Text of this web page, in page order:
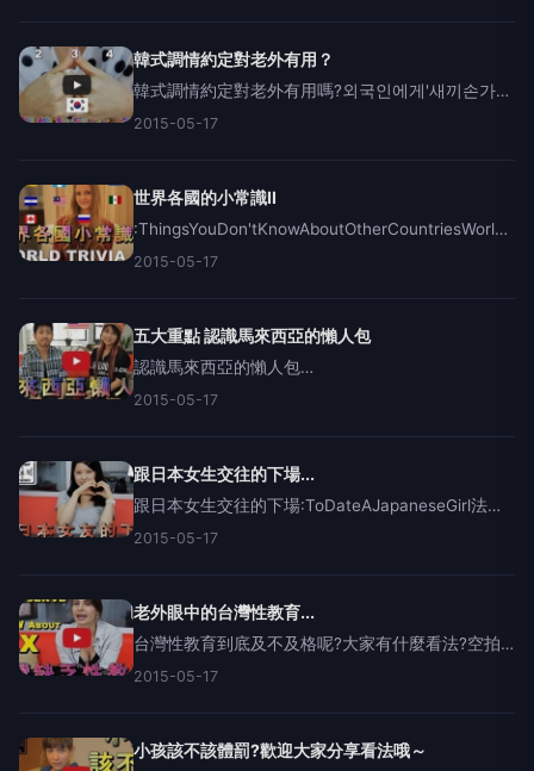
樂:http://
韓式調情約定對老外有用？
韓式調情約定對老外有用嗎?외국인에게'새끼손가락
걸고꼭꼭약속해'를한다면?音
2015-05-17
世界各國的小常識II
世界各國小常識II音樂:&nbsp;http://audionauti
2015-05-17
五大重點 認識馬來西亞的懶人包
認識馬來西亞的懶人包
5ThingsYouNeedtoKnowAboutMalaysia音
2015-05-17
跟日本女生交往的下場...
跟日本女生交往的下場:ToDateAJapaneseGirl法國
音樂家大衛:https://www.facebook.com/divyns音
2015-05-17
老外眼中的台灣性教育...
台灣性教育到底及不及格呢?大家有什麼看法?空拍
+協拍團隊:相信印象
家大衛:https://www.fac
2015-05-17
小孩該不該體罰?歡迎大家分享看法哦～